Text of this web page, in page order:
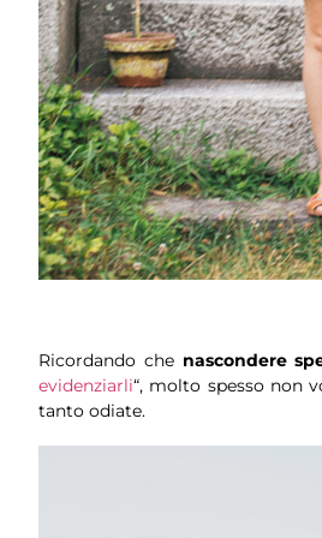
Ricordando che nascondere
evidenziarli“, molto spesso non
tanto odiate.